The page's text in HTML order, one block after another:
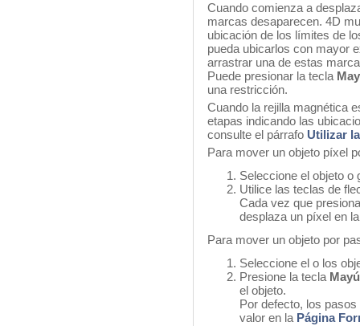
Cuando comienza a
marcas desaparecen. 4D
ubicación de los límites de
pueda ubicarlos con mayor
arrastrar una de estas
Puede presionar la tecla
una restricción.
Cuando la rejilla magnética
etapas indicando las
consulte el párrafo Utilizar
Para mover un objeto píxel
Seleccione el objeto o
Utilice las teclas de
Cada vez que
desplaza un píxel en
Para mover un objeto por
Seleccione el o los
Presione la tecla
el objeto.
Por defecto, los
valor en la Página